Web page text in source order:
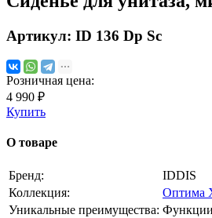
Артикул: ID 136 Dp Sc
Розничная цена:
4 990 ₽
Купить
О товаре
Бренд:
IDDIS
Коллекция:
Оптима
Уникальные преимущества: Функции